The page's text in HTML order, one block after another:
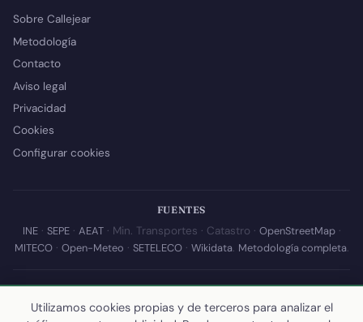
Sobre Callejear
Metodología
Contacto
Aviso legal
Privacidad
Cookies
Configurar cookies
FUENTES
INE· SEPE· AEAT· Min. Transportes · Catastro · OpenStreetMap·
MITECO· Open-Meteo · SETELECO· Wikidata. Metodología completa.
© 2026 Callejear.com — Directorio municipal de España con datos
abiertos. Desarrollado y mantenido porYoel Castaño.
Utilizamos cookies propias y de terceros para analizar el